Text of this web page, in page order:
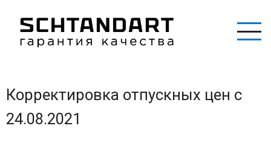
основному
Корректировка отпускных цен с
24.08.2021